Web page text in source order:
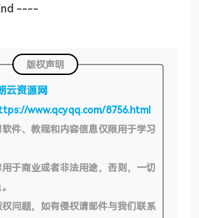
----
版权声明
云资源网
www.qcyqq.com/8756.html
件、教程和内容信息仅限用于学习
于商业或者非法用途，否则，一切
问题，如有侵权请邮件与我们联系